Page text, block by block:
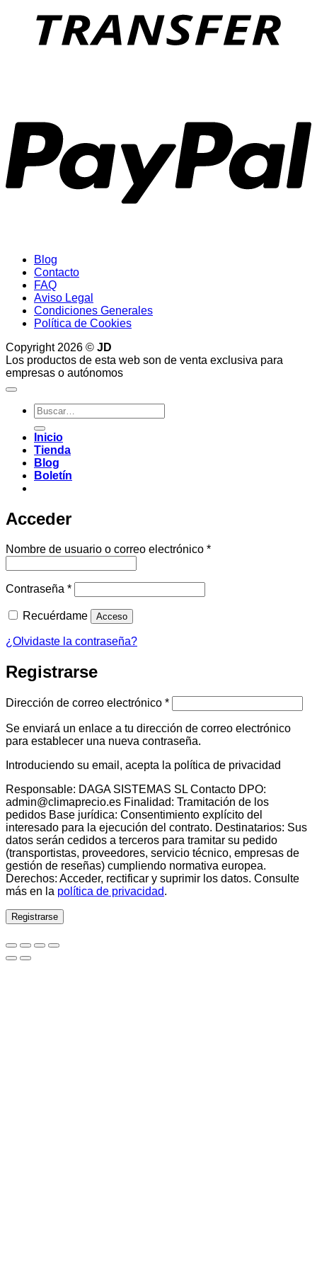
Blog
Contacto
FAQ
Aviso Legal
Condiciones Generales
Política de Cookies
Copyright 2026 © JD
Los productos de esta web son de venta exclusiva para
empresas o autónomos
Buscar
por:
Inicio
Tienda
Blog
Boletín
Acceder
Nombre de usuario o correo electrónico *Obligatorio
Contraseña *Obligatorio
Recuérdame Acceso
¿Olvidaste la contraseña?
Registrarse
Dirección de correo electrónico *Obligatorio
Se enviará un enlace a tu dirección de correo electrónico
para establecer una nueva contraseña.
Introduciendo su email, acepta la política de privacidad
Responsable: DAGA SISTEMAS SL Contacto DPO:
admin@climaprecio.es Finalidad: Tramitación de los
pedidos Base jurídica: Consentimiento explícito del
interesado para la ejecución del contrato. Destinatarios: Sus
datos serán cedidos a terceros para tramitar su pedido
(transportistas, proveedores, servicio técnico, empresas de
gestión de reseñas) cumpliendo normativa europea.
Derechos: Acceder, rectificar y suprimir los datos. Consulte
más en la política de privacidad.
Registrarse